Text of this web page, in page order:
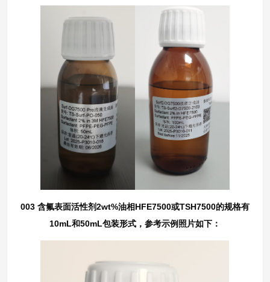
003 含氟表面活性剂2wt%油相HFE7500或TSH7500的规格有
10mL和50mL包装形式，参考示例照片如下：